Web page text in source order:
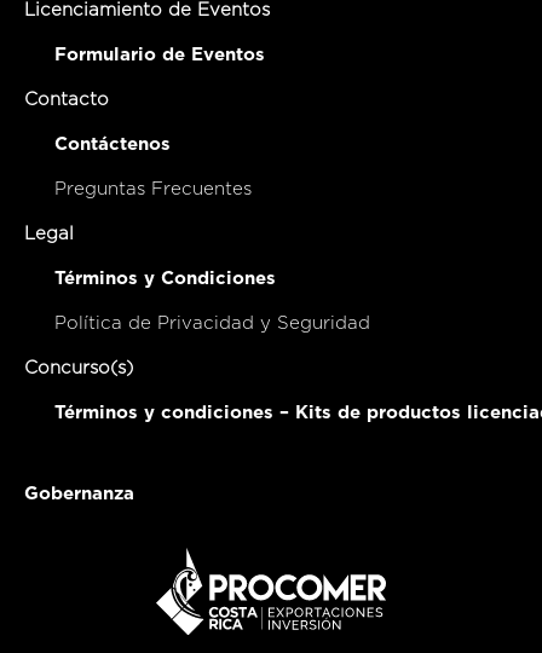
Licenciamiento de Eventos
Formulario de Eventos
Contacto
Contáctenos
Preguntas Frecuentes
Legal
Términos y Condiciones
Política de Privacidad y Seguridad
Concurso(s)
Términos y condiciones – Kits de productos
Gobernanza